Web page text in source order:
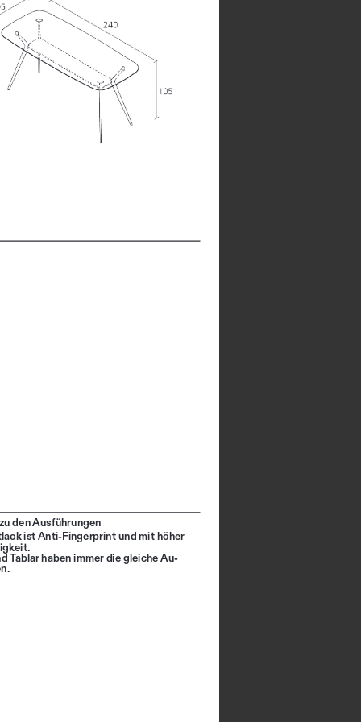
den Ausführungen
ist Anti-Fingerprint und mit höher
Tablar haben immer die gleiche Au-